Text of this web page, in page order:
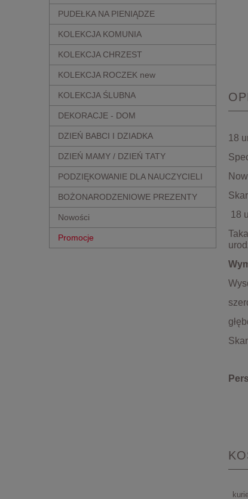
PUDEŁKA NA PIENIĄDZE
KOLEKCJA KOMUNIA
KOLEKCJA CHRZEST
KOLEKCJA ROCZEK new
KOLEKCJA ŚLUBNA
DEKORACJE - DOM
DZIEŃ BABCI I DZIADKA
DZIEŃ MAMY / DZIEŃ TATY
PODZIĘKOWANIE DLA NAUCZYCIELI
BOŻONARODZENIOWE PREZENTY
Nowości
Promocje
18
18